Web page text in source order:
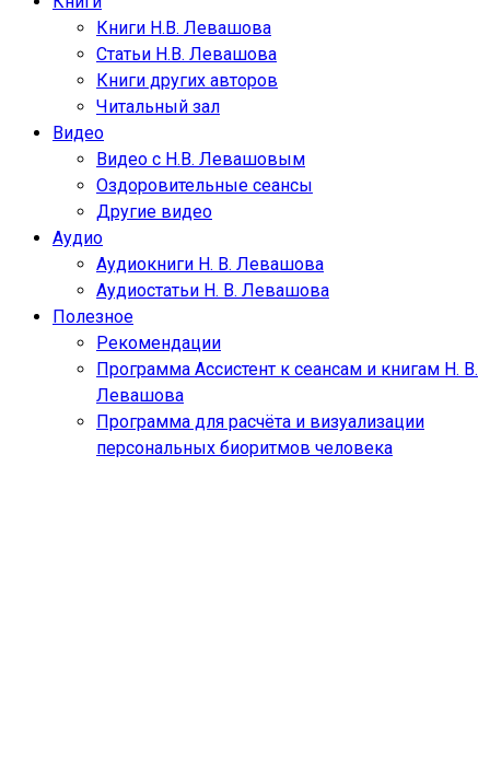
Книги Н.В. Левашова
Статьи Н.В. Левашова
Книги других авторов
Читальный зал
Видео
Видео с Н.В. Левашовым
Оздоровительные сеансы
Другие видео
Аудио
Аудиокниги Н. В. Левашова
Аудиостатьи Н. В. Левашова
Полезное
Рекомендации
Программа Ассистент к сеансам и книгам Н. В.
Левашова
Программа для расчёта и визуализации
персональных биоритмов человека